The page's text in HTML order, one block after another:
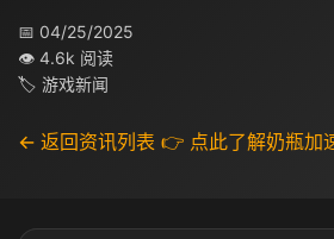
📅 04/25/2025
👁 4.6k 阅读
🏷 游戏新闻
← 返回资讯列表 👉 点此了解奶瓶加